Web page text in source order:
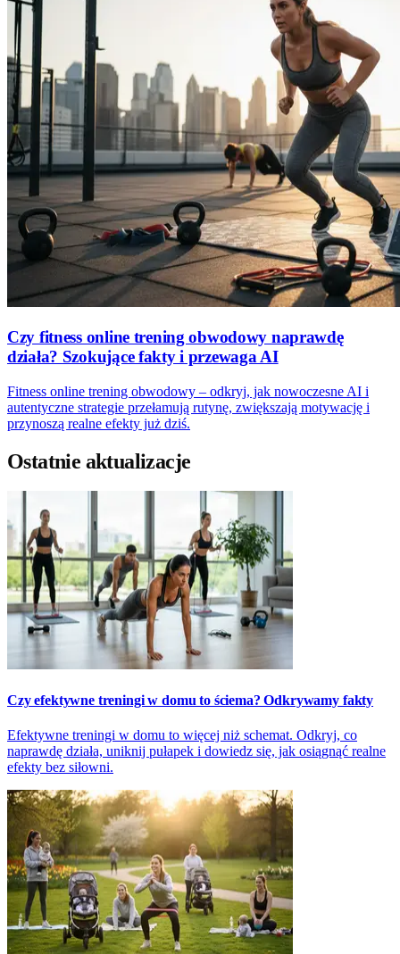
Czy fitness online trening obwodowy naprawdę
działa? Szokujące fakty i przewaga AI
Fitness online trening obwodowy – odkryj, jak nowoczesne AI i
autentyczne strategie przełamują rutynę, zwiększają motywację i
przynoszą realne efekty już dziś.
Ostatnie aktualizacje
Czy efektywne treningi w domu to ściema? Odkrywamy fakty
Efektywne treningi w domu to więcej niż schemat. Odkryj, co
naprawdę działa, uniknij pułapek i dowiedz się, jak osiągnąć realne
efekty bez siłowni.